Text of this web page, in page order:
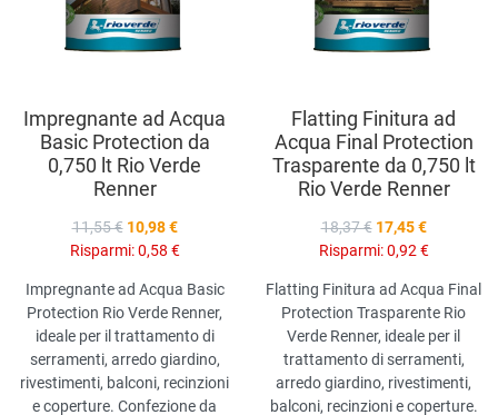
Impregnante ad Acqua
Basic Protection da
0,750 lt Rio Verde
Renner
11,55 € 10,98 €
Risparmi:0,58 €
Impregnante ad Acqua Basic
Protection Rio Verde Renner,
ideale per il trattamento di
serramenti, arredo giardino,
rivestimenti, balconi, recinzioni
e coperture. Confezione da
Flatting Finitura ad
Acqua Final Protection
Trasparente da 0,750 lt
Rio Verde Renner
18,37 € 17,45 €
Risparmi:0,92 €
Flatting Finitura ad Acqua Final
Protection Trasparente Rio
Verde Renner, ideale per il
trattamento di serramenti,
arredo giardino, rivestimenti,
balconi, recinzioni e coperture.